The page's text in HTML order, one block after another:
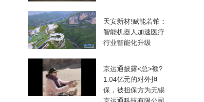
天安新材!赋能若铂：
智能机器人加速医疗
行业智能化升级
京运通披露<总>额?
1.04亿元的对外担
保，被担保方为无锡